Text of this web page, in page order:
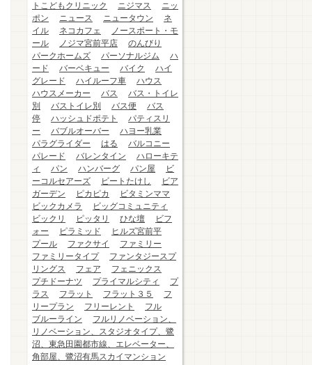
トこどもクリニック
ニジマス
ニッ
ポン
ニュース ニュータウン
ネ
イル
ネコカフェ
ノースポート・モ
ール
ノジマ宮前平店
のんびり
パークホームズ
パーソナルジム
ハ
ード
バーベキュー バイク
ハイ
グレード
ハイルーフ車
ハウス
ハウスメーカー
バス
バス・トイレ
別
バストイレ別 バス便
バス
停
ハッシュドポテト
パティスリ
ー
バブルオーバー
ハヨー乳業
パラグライダー
はる
バルコニー
パレード
バレンタイン
ハローキテ
ィ
パン ハンバーグ パン屋
ビ
ーコルセアーズ
ビートたけし
ビア
ガーデン
ピカピカ
ビタミンママ
ビックカメラ
ビッグコミュニティ
ビックリ
ピッタリ ひな壇
ビフ
ォー
ピラミッド
ヒルズ宮前平
プール
ファクサイ
ファミリー
ファミリータイプ
ファンタジースプ
リングス
フェア
フェニックス
プチドーナツ
プライマルシティ
プ
ラス
フラット フラット３５
フ
リープラン
フリーレント
フル
ブルーライン
フルリノベーション、
リノベーション、スタジオタイプ、鷺
沼、東急田園都市線、エレベーター、
角部屋、鷺沼有馬スカイマンション